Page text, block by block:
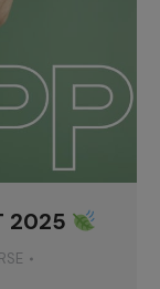
2025
RSE